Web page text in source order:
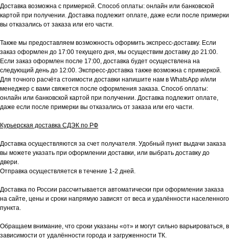
Доставка возможна с примеркой. Способ оплаты: онлайн или банковской
картой при получении. Доставка подлежит оплате, даже если после примерки
вы отказались от заказа или его части.
Также мы предоставляем возможность оформить экспресс-доставку. Если
заказ оформлен до 17:00 текущего дня, мы осуществим доставку до 21:00.
Если заказ оформлен после 17:00, доставка будет осуществлена на
следующий день до 12:00. Экспресс-доставка также возможна с примеркой.
Для точного расчёта стоимости доставки напишите нам в WhatsApp и/или
менеджер с вами свяжется после оформления заказа. Способ оплаты:
онлайн или банковской картой при получении. Доставка подлежит оплате,
даже если после примерки вы отказались от заказа или его части.
Курьерская доставка СДЭК по РФ
Доставка осуществляются за счет получателя. Удобный пункт выдачи заказа
вы можете указать при оформлении доставки, или выбрать доставку до
двери.
Отправка осуществляется в течение 1-2 дней.
Доставка по России рассчитывается автоматически при оформлении заказа
на сайте, цены и сроки напрямую зависят от веса и удалённости населенного
пункта.
Обращаем внимание, что сроки указаны «от» и могут сильно варьироваться, в
зависимости от удалённости города и загруженности ТК.